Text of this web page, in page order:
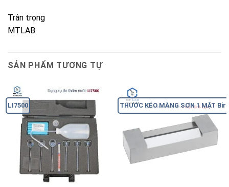
Trân trọng
MTLAB
SẢN PHẨM TƯƠNG TỰ
LI7500 THƯỚC KÉO MÀNG SƠN 1 MẶT